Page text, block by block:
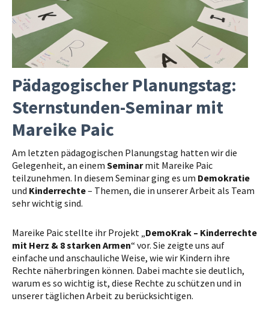
Pädagogischer Planungstag:
Sternstunden-Seminar mit
Mareike Paic
Am letzten pädagogischen Planungstag hatten wir die
Gelegenheit, an einem Seminarmit Mareike Paic
teilzunehmen. In diesem Seminar ging es um Demokratie
und Kinderrechte– Themen, die in unserer Arbeit als Team
sehr wichtig sind.
Mareike Paic stellte ihr Projekt „ DemoKrak – Kinderrechte
mit Herz & 8 starken Armen“ vor. Sie zeigte uns auf
einfache und anschauliche Weise, wie wir Kindern ihre
Rechte näherbringen können. Dabei machte sie deutlich,
warum es so wichtig ist, diese Rechte zu schützen und in
unserer täglichen Arbeit zu berücksichtigen.